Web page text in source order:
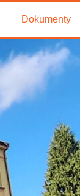
Dokumenty